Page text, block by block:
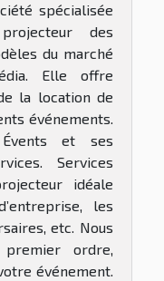
spécialisée
des
du marché
Elle offre
la location de
événements.
et ses
Services
idéale
les
etc. Nous
ordre,
événement.